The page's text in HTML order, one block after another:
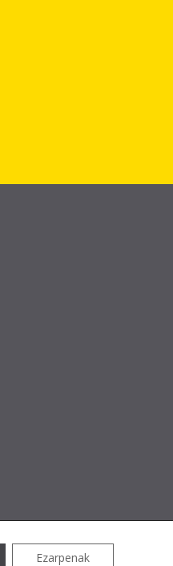
Ezarpenak